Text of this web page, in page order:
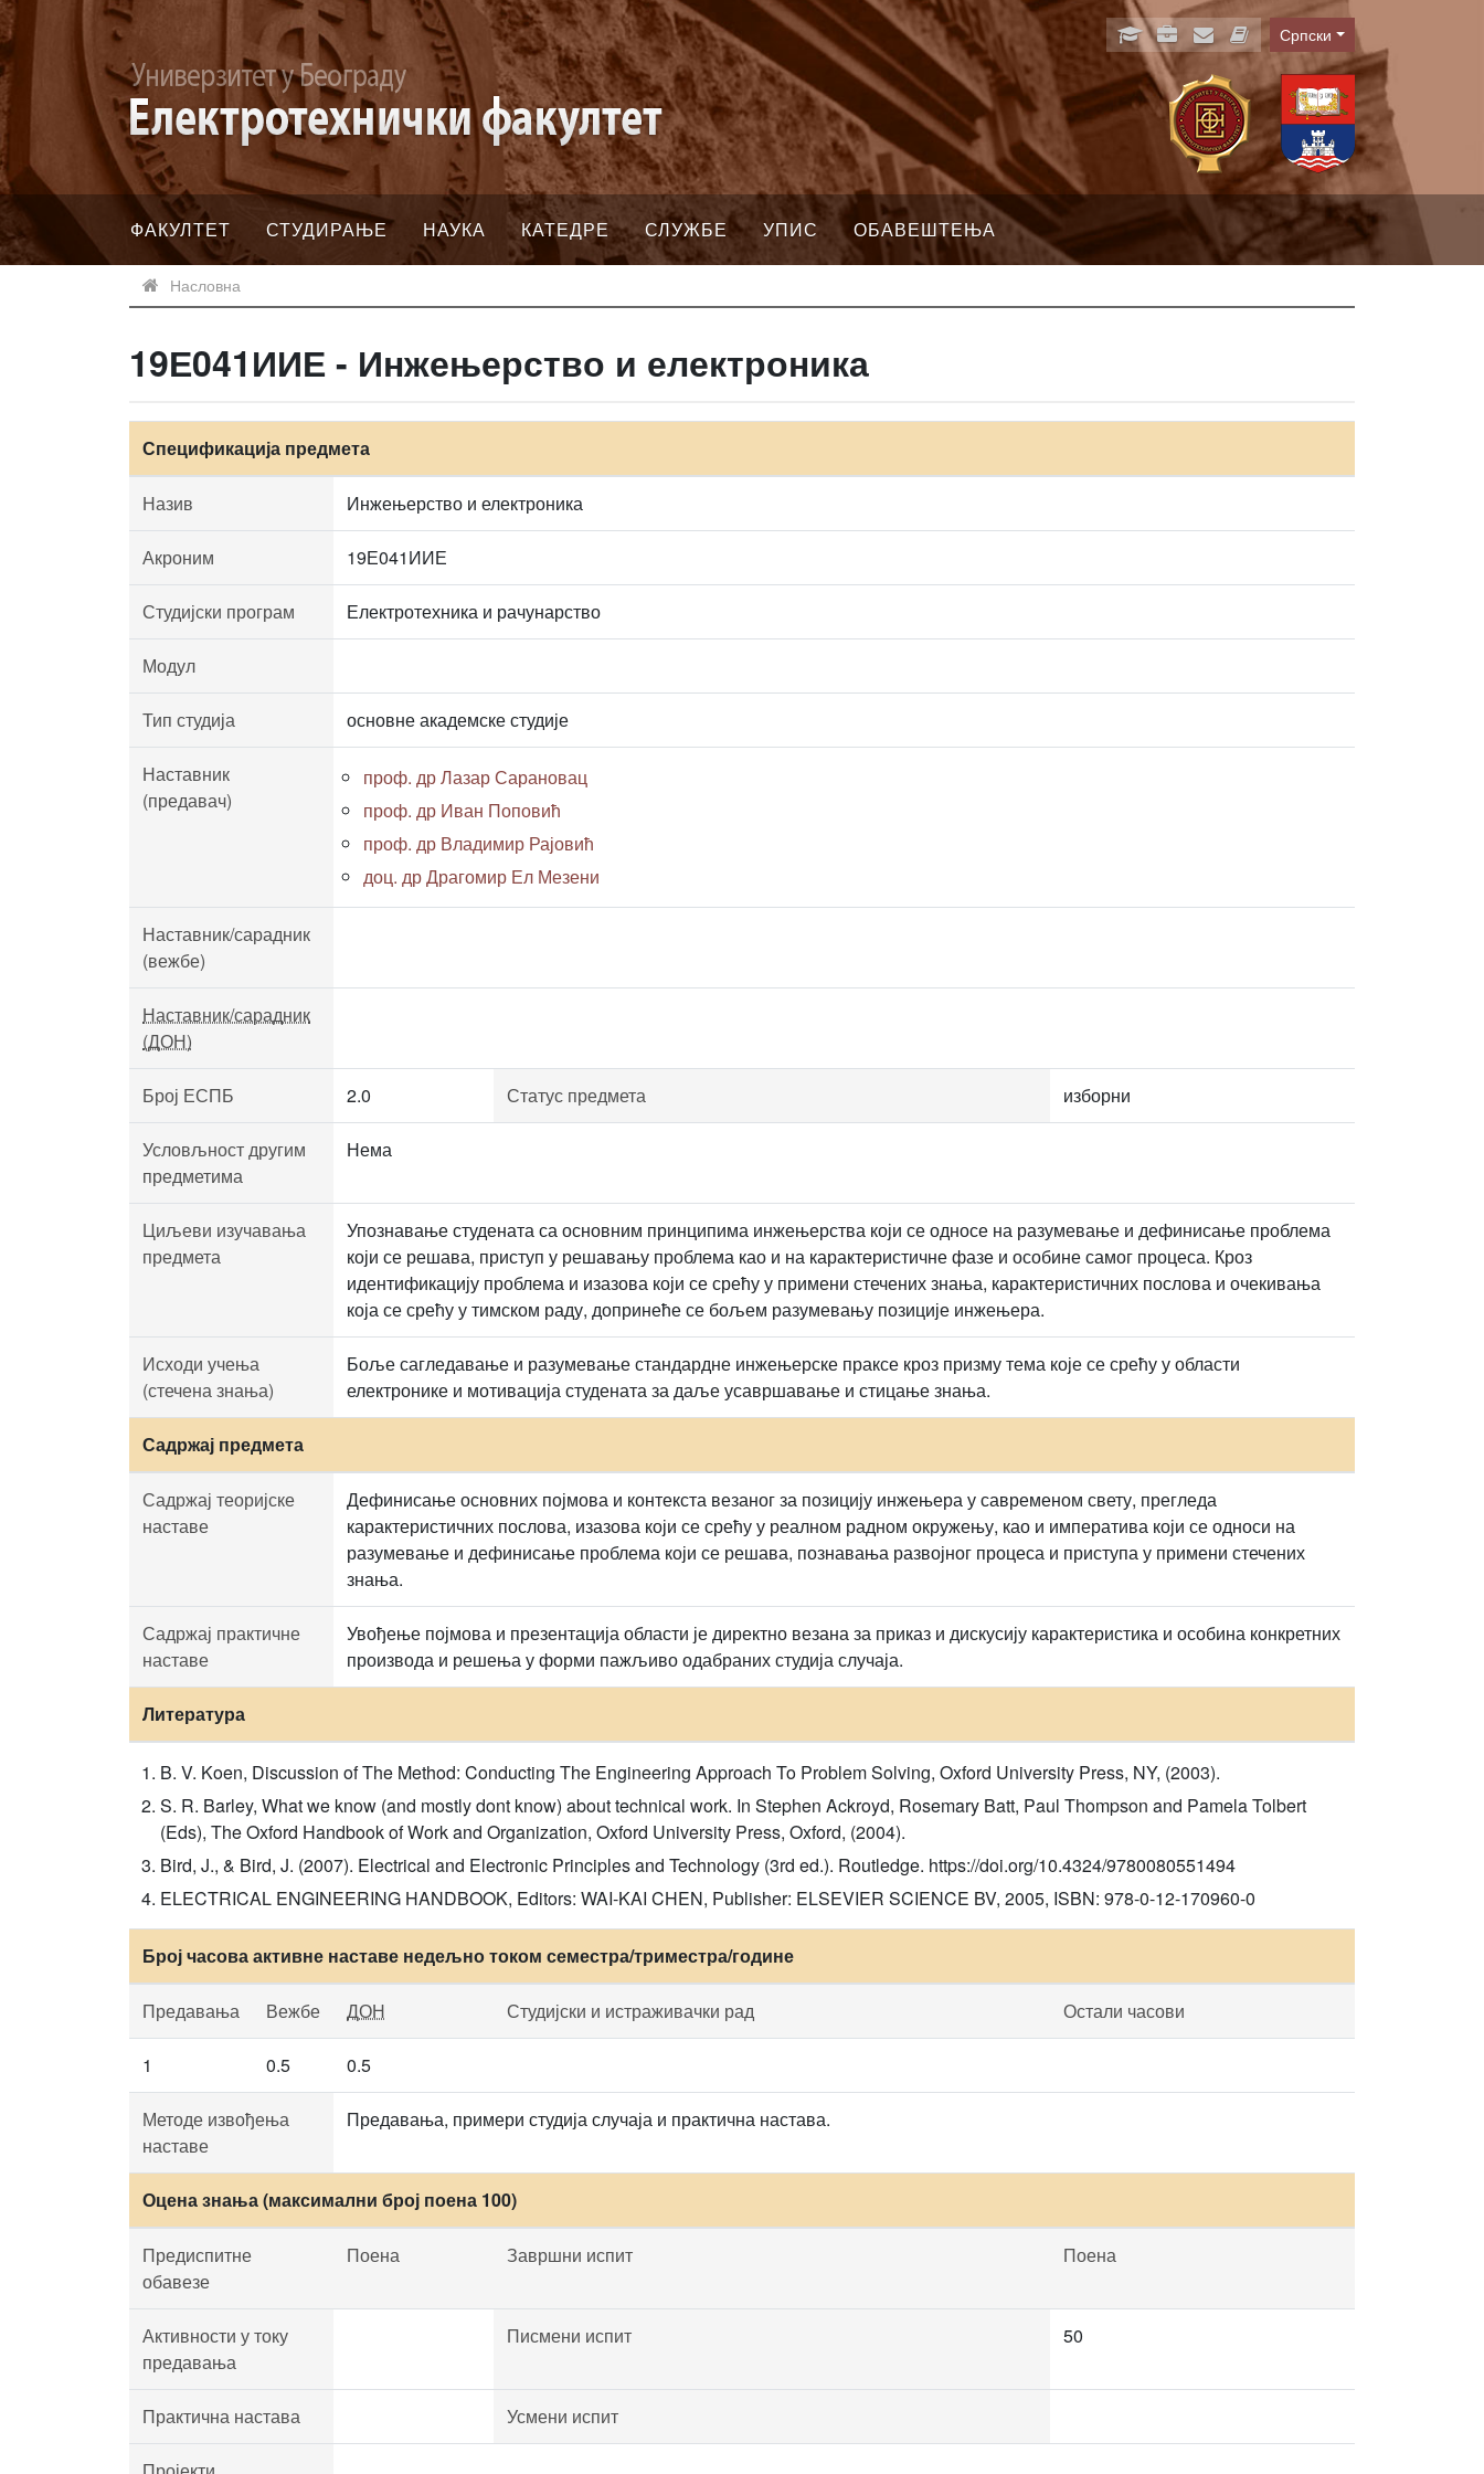
Language
Српски
ФАКУЛТЕТ СТУДИРАЊЕ НАУКА КАТЕДРЕ СЛУЖБЕ УПИС ОБАВЕШТЕЊА
Насловна
19Е041ИИЕ - Инжењерство и електроника
Спецификација предмета
Назив Инжењерство и електроника
Акроним 19Е041ИИЕ
Студијски програм Електротехника и рачунарство
Модул
Тип студија основне академске студије
Наставник
(предавач)
проф. др Лазар Сарановац
проф. др Иван Поповић
проф. др Владимир Рајовић
доц. др Драгомир Ел Мезени
Наставник/сарадник
(вежбе)
Наставник/сарадник
(ДОН)
Број ЕСПБ 2.0 Статус предмета изборни
Условљност другим
предметима
Нема
Циљеви изучавања
предмета
Упознавање студената са основним принципима инжењерства који се односе на разумевање и дефинисање проблема
који се решава, приступ у решавању проблема као и на карактеристичне фазе и особине самог процеса. Кроз
идентификацију проблема и изазова који се срећу у примени стечених знања, карактеристичних послова и очекивања
која се срећу у тимском раду, допринеће се бољем разумевању позиције инжењера.
Исходи учења
(стечена знања)
Боље сагледавање и разумевање стандардне инжењерске праксе кроз призму тема које се срећу у области
електронике и мотивација студената за даље усавршавање и стицање знања.
Садржај предмета
Садржај теоријске
наставе
Дефинисање основних појмова и контекста везаног за позицију инжењера у савременом свету, прегледа
карактеристичних послова, изазова који се срећу у реалном радном окружењу, као и императива који се односи на
разумевање и дефинисање проблема који се решава, познавања развојног процеса и приступа у примени стечених
знања.
Садржај практичне
наставе
Увођење појмова и презентација области је директно везана за приказ и дискусију карактеристика и особина конкретних
производа и решења у форми пажљиво одабраних студија случаја.
Литература
B. V. Koen, Discussion of The Method: Conducting The Engineering Approach To Problem Solving, Oxford University Press, NY, (2003).
S. R. Barley, What we know (and mostly dont know) about technical work. In Stephen Ackroyd, Rosemary Batt, Paul Thompson and Pamela Tolbert
(Eds), The Oxford Handbook of Work and Organization, Oxford University Press, Oxford, (2004).
Bird, J., & Bird, J. (2007). Electrical and Electronic Principles and Technology (3rd ed.). Routledge. https://doi.org/10.4324/9780080551494
ELECTRICAL ENGINEERING HANDBOOK, Editors: WAI-KAI CHEN, Publisher: ELSEVIER SCIENCE BV, 2005, ISBN: 978-0-12-170960-0
Број часова активне наставе недељно током семестра/триместра/године
Предавања Вежбе ДОН Студијски и истраживачки рад Остали часови
1 0.5 0.5
Методе извођења
наставе
Предавања, примери студија случаја и практична настава.
Оцена знања (максимални број поена 100)
Предиспитне
обавезе
Поена Завршни испит Поена
Активности у току
предавања
Писмени испит 50
Практична настава Усмени испит